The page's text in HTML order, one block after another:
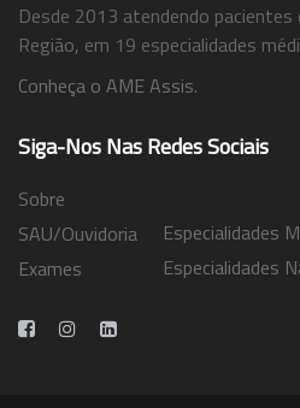
Desde 2013 atendendo
Região, em 19 especialidades
Conheça o AME Assis.
Siga-Nos Nas Redes Sociais
Sobre
SAU/Ouvidoria
Exames
Especialidades
Especialidades